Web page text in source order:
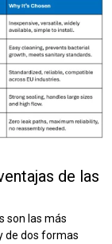
de las
son las más
de dos formas